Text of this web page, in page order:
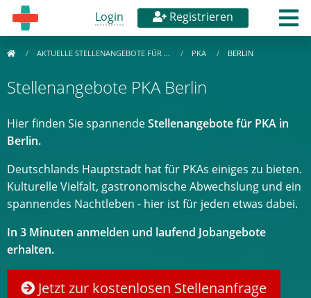
Login Registrieren
AKTUELLE STELLENANGEBOTE FÜR … PKA BERLIN
Stellenangebote PKA Berlin
Hier finden Sie spannendeStellenangebote für PKA in
Berlin.
Deutschlands Hauptstadt hat für PKAs einiges zu bieten.
Kulturelle Vielfalt, gastronomische Abwechslung und ein
spannendes Nachtleben - hier ist für jeden etwas dabei.
In 3 Minuten anmelden und laufend Jobangebote
erhalten.
Jetzt zur kostenlosen Stellenanfrage